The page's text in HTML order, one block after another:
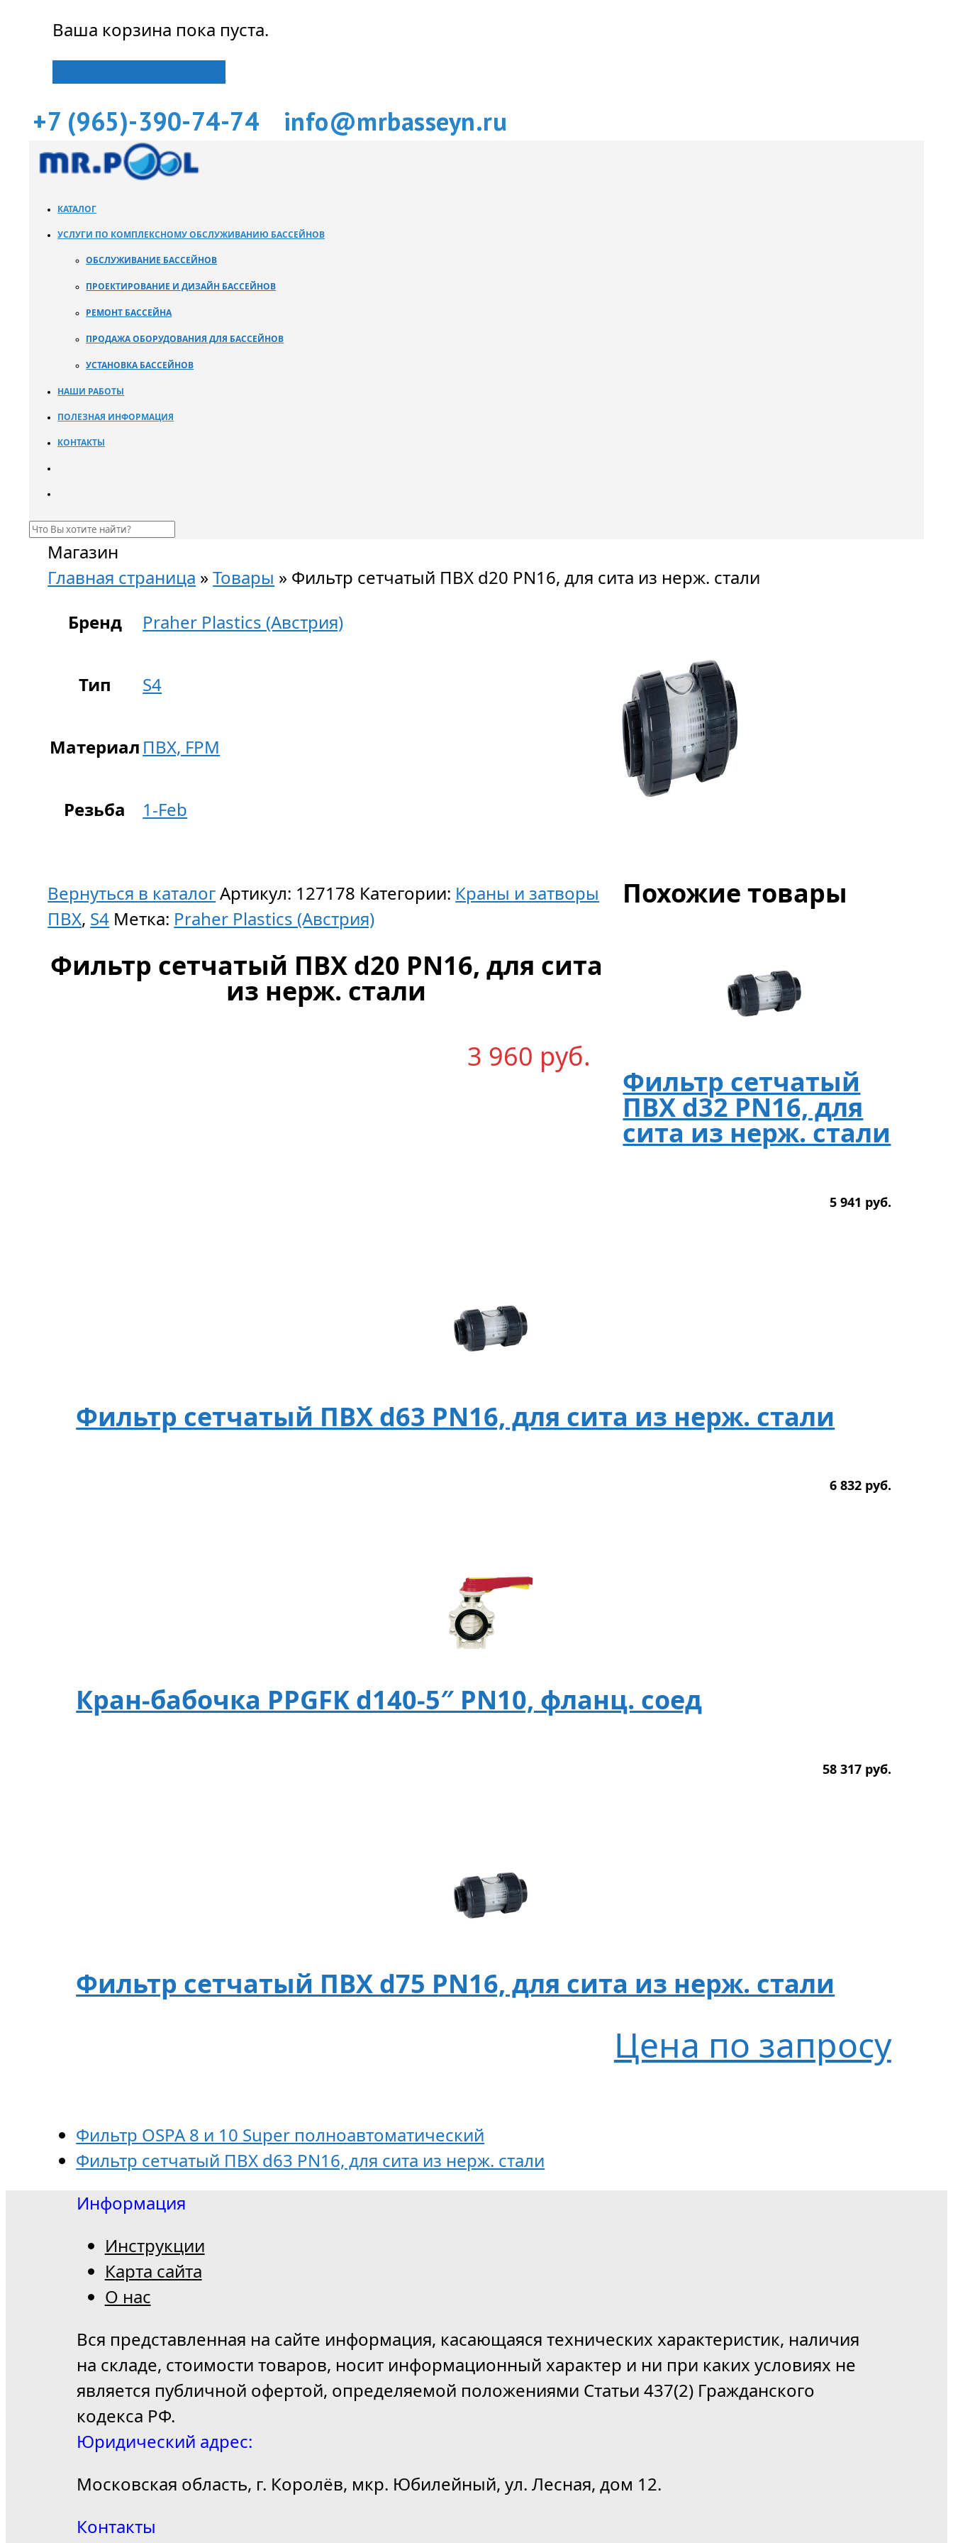
Ваша корзина пока пуста.
+7 (965)-390-74-74 info@mrbasseyn.ru
КАТАЛОГ
УСЛУГИ ПО КОМПЛЕКСНОМУ ОБСЛУЖИВАНИЮ БАССЕЙНОВ
ОБСЛУЖИВАНИЕ БАССЕЙНОВ
ПРОЕКТИРОВАНИЕ И ДИЗАЙН БАССЕЙНОВ
РЕМОНТ БАССЕЙНА
ПРОДАЖА ОБОРУДОВАНИЯ ДЛЯ БАССЕЙНОВ
УСТАНОВКА БАССЕЙНОВ
НАШИ РАБОТЫ
ПОЛЕЗНАЯ ИНФОРМАЦИЯ
КОНТАКТЫ
Магазин
Главная страница »Товары » Фильтр сетчатый ПВХ d20 PN16, для сита из нерж. стали
Вернуться в каталогАртикул: 127178 Категории: Краны и затворы
ПВХ, S4 Метка: Praher Plastics (Австрия)
Фильтр сетчатый ПВХ d20 PN16, для сита
из нерж. стали
3 960 руб.
Бренд Praher Plastics (Австрия)
Тип S4
Материал ПВХ, FPM
Резьба 1-Feb
Похожие товары
Фильтр сетчатый
ПВХ d32 PN16, для
сита из нерж. стали
5 941 руб.
Фильтр сетчатый ПВХ d63 PN16, для сита из нерж. стали
6 832 руб.
Кран-бабочка PPGFK d140-5″ PN10, фланц. соед
58 317 руб.
Фильтр сетчатый ПВХ d75 PN16, для сита из нерж. стали
Цена по запросу
Фильтр OSPA 8 и 10 Super полноавтоматический
Фильтр сетчатый ПВХ d63 PN16, для сита из нерж. стали
Информация
Инструкции
Карта сайта
О нас
Вся представленная на сайте информация, касающаяся технических характеристик, наличия
на складе, стоимости товаров, носит информационный характер и ни при каких условиях не
является публичной офертой, определяемой положениями Статьи 437(2) Гражданского
кодекса РФ.
Юридический адрес:
Московская область, г. Королёв, мкр. Юбилейный, ул. Лесная, дом 12.
Контакты